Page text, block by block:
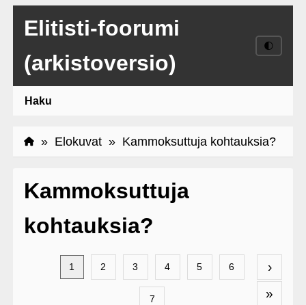
Elitisti-foorumi
(arkistoversio)
🌓
Haku
» Elokuvat» Kammoksuttuja kohtauksia?
Kammoksuttuja
kohtauksia?
›
»
1 2 3 4 5 6
7